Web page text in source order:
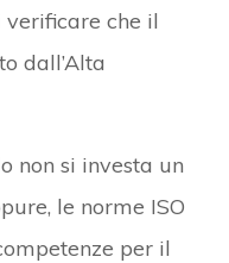
che il
dall’Alta
non si investa un
le norme ISO
per il